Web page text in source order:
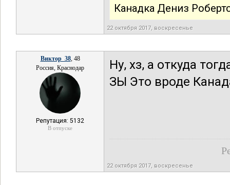
Канадка Дениз
22 октября 2017, воскресенье
Виктор_38, 48
Россия, Краснодар
Репутация: 5132
В отпуске
Ну, хз, а откуда
ЗЫ Это вроде
22 октября 2017, воскресенье